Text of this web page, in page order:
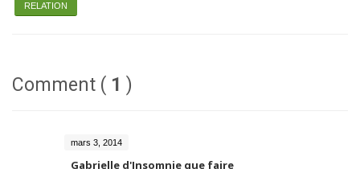
RELATION
Comment ( 1 )
mars 3, 2014
Gabrielle d'Insomnie que faire